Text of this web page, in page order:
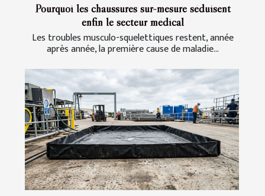
Pourquoi les chaussures sur-mesure séduisent
enfin le secteur médical
Les troubles musculo-squelettiques restent, année
après année, la première cause de maladie...